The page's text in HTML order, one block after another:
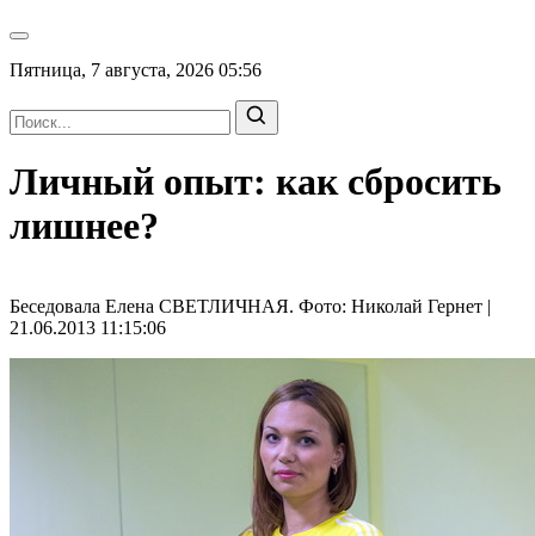
Пятница, 7 августа, 2026 05:56
Личный опыт: как сбросить
лишнее?
Беседовала Елена СВЕТЛИЧНАЯ. Фото: Николай Гернет |
21.06.2013 11:15:06